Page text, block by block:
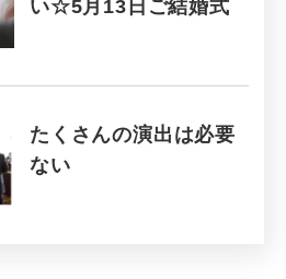
い☆5月13日ご結婚式
たくさんの演出は必要
ない